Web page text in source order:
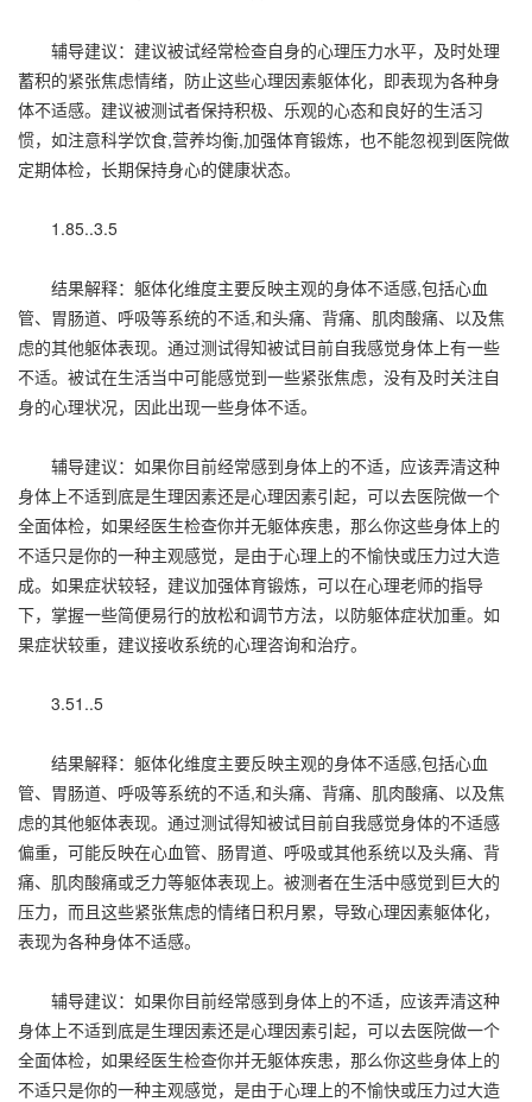
辅导建议：建议被试经常检查自身的心理压力水平，及时处理
蓄积的紧张焦虑情绪，防止这些心理因素躯体化，即表现为各种身
体不适感。建议被测试者保持积极、乐观的心态和良好的生活习
惯，如注意科学饮食,营养均衡,加强体育锻炼，也不能忽视到医院做
定期体检，长期保持身心的健康状态。
1.85..3.5
结果解释：躯体化维度主要反映主观的身体不适感,包括心血
管、胃肠道、呼吸等系统的不适,和头痛、背痛、肌肉酸痛、以及焦
虑的其他躯体表现。通过测试得知被试目前自我感觉身体上有一些
不适。被试在生活当中可能感觉到一些紧张焦虑，没有及时关注自
身的心理状况，因此出现一些身体不适。
辅导建议：如果你目前经常感到身体上的不适，应该弄清这种
身体上不适到底是生理因素还是心理因素引起，可以去医院做一个
全面体检，如果经医生检查你并无躯体疾患，那么你这些身体上的
不适只是你的一种主观感觉，是由于心理上的不愉快或压力过大造
成。如果症状较轻，建议加强体育锻炼，可以在心理老师的指导
下，掌握一些简便易行的放松和调节方法，以防躯体症状加重。如
果症状较重，建议接收系统的心理咨询和治疗。
3.51..5
结果解释：躯体化维度主要反映主观的身体不适感,包括心血
管、胃肠道、呼吸等系统的不适,和头痛、背痛、肌肉酸痛、以及焦
虑的其他躯体表现。通过测试得知被试目前自我感觉身体的不适感
偏重，可能反映在心血管、肠胃道、呼吸或其他系统以及头痛、背
痛、肌肉酸痛或乏力等躯体表现上。被测者在生活中感觉到巨大的
压力，而且这些紧张焦虑的情绪日积月累，导致心理因素躯体化，
表现为各种身体不适感。
辅导建议：如果你目前经常感到身体上的不适，应该弄清这种
身体上不适到底是生理因素还是心理因素引起，可以去医院做一个
全面体检，如果经医生检查你并无躯体疾患，那么你这些身体上的
不适只是你的一种主观感觉，是由于心理上的不愉快或压力过大造